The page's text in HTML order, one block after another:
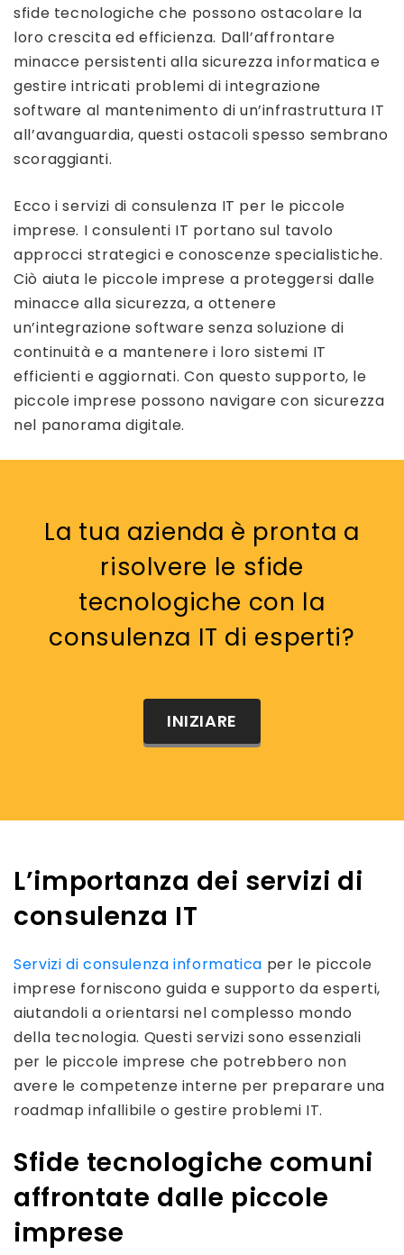
sfide tecnologiche che possono ostacolare la
loro crescita ed efficienza. Dall’affrontare
minacce persistenti alla sicurezza informatica e
gestire intricati problemi di integrazione
software al mantenimento di un’infrastruttura IT
all’avanguardia, questi ostacoli spesso sembrano
scoraggianti.
Ecco i servizi di consulenza IT per le piccole
imprese. I consulenti IT portano sul tavolo
approcci strategici e conoscenze specialistiche.
Ciò aiuta le piccole imprese a proteggersi dalle
minacce alla sicurezza, a ottenere
un’integrazione software senza soluzione di
continuità e a mantenere i loro sistemi IT
efficienti e aggiornati. Con questo supporto, le
piccole imprese possono navigare con sicurezza
nel panorama digitale.
La tua azienda è pronta a
risolvere le sfide
tecnologiche con la
consulenza IT di esperti?
INIZIARE
L’importanza dei servizi di
consulenza IT
Servizi di consulenza informatica per le piccole
imprese forniscono guida e supporto da esperti,
aiutandoli a orientarsi nel complesso mondo
della tecnologia. Questi servizi sono essenziali
per le piccole imprese che potrebbero non
avere le competenze interne per preparare una
roadmap infallibile o gestire problemi IT.
Sfide tecnologiche comuni
affrontate dalle piccole
imprese